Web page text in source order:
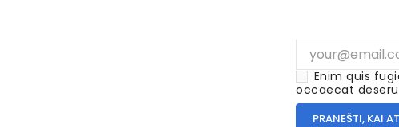
Enim quis
occaecat
PRANEŠTI, KAI